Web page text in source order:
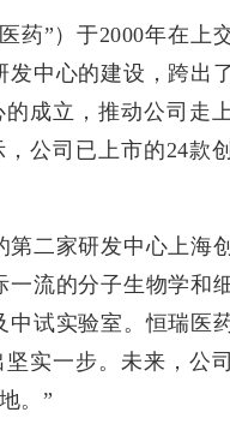
药”）于2000年在上
发中心的建设，跨出
成立，推动公司走
公司已上市的24款
第二家研发中心上海
一流的分子生物学和
中试实验室。恒瑞医
实一步。未来，公
。”